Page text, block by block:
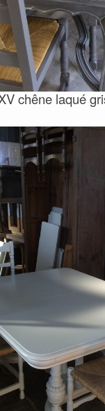
chêne laqué